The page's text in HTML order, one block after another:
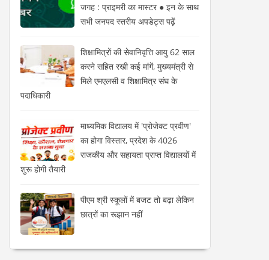
जगह : प्राइमरी का मास्टर ● इन के साथ
सभी जनपद स्तरीय अपडेट्स पढ़ें
शिक्षामित्रों की सेवानिवृत्ति आयु 62 साल
करने सहित रखी कई मांगें, मुख्यमंत्री से
मिले एमएलसी व शिक्षामित्र संघ के
पदाधिकारी
माध्यमिक विद्यालय में 'प्रोजेक्ट प्रवीण'
का होगा विस्तार, प्रदेश के 4026
राजकीय और सहायता प्राप्त विद्यालयों में
शुरू होगी तैयारी
पीएम श्री स्कूलों में बजट तो बढ़ा लेकिन
छात्रों का रूझान नहीं